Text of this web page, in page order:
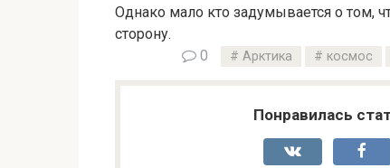
Однако мало кто задумывается о том,
сторону.
0
Арктика космос
Понравилась